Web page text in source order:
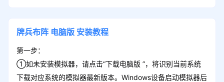
牌兵布阵 电脑版 安装教程
第一步：
①如未安装模拟器，请点击“下载电脑版 ”，将识别当前系统
下载对应系统的模拟器最新版本。Windows设备启动模拟器后